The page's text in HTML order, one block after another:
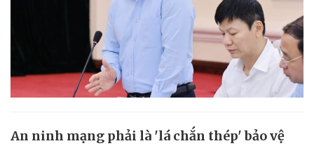
An ninh mạng phải là 'lá chắn thép' bảo vệ